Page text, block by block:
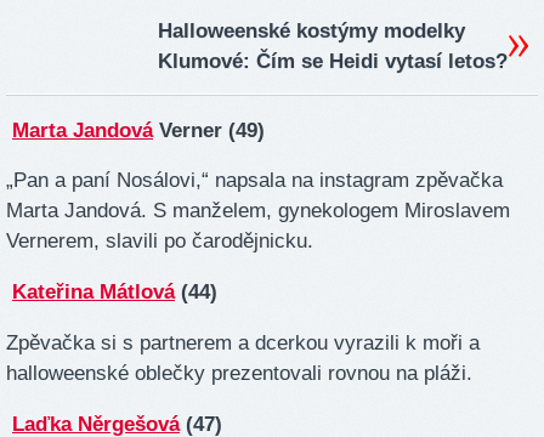
Halloweenské kostýmy modelky
Klumové: Čím se Heidi vytasí letos?
Marta JandováVerner (49)
„Pan a paní Nosálovi,“ napsala na instagram zpěvačka
Marta Jandová. S manželem, gynekologem Miroslavem
Vernerem, slavili po čarodějnicku.
Kateřina Mátlová(44)
Zpěvačka si s partnerem a dcerkou vyrazili k moři a
halloweenské oblečky prezentovali rovnou na pláži.
Laďka Něrgešová(47)